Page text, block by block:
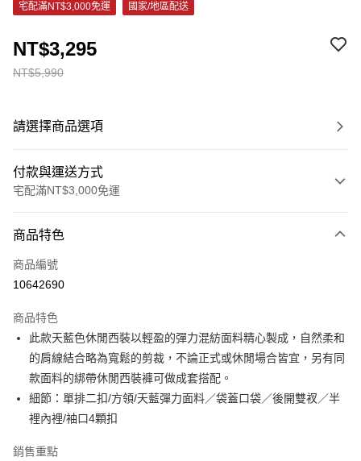
宅配滿NT$3,000免運 國家/地區配送
NT$5,990
NT$3,295
請選擇商品選項
付款與運送方式
宅配滿NT$3,000免運
信用卡一次付款
信用卡分期付款
合作金庫商業銀行
華南商業銀行
彰化商業銀行
上海商業儲蓄銀行
台北富邦商業銀行
國泰世華商業銀行
兆豐國際商業銀行
臺灣中小企業銀行
台中商業銀行
匯豐（台灣）商業銀行
聯邦商業銀行
元大商業銀行
6 期 0 利率 每期
華南商業銀行
彰化商業銀行
上海商業儲蓄銀行
台北富邦商業銀行
國泰世華商業銀行
兆豐國際商業銀行
臺灣中小企業銀行
聯邦商業銀行
LINE Pay
Apple Pay
街口支付
悠遊付
商品特色
商品編號
10642690
商品特色
此款天藍色休閒西裝以輕盈的彈力混紡面料精心製成，自然柔和
的肩線結合略為寬鬆的剪裁，不論正式或休閒場合皆宜，另有同
款面料的綁帶休閒西裝褲可做成套搭配。
細節：單排二扣/方領/天藍彈力面料／袋蓋口袋／後開雙衩／半
裡內裡/袖口4顆扣
銷售重點